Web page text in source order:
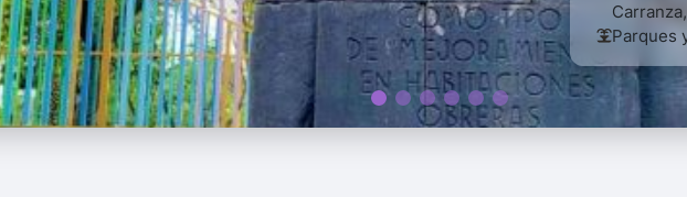
Parques